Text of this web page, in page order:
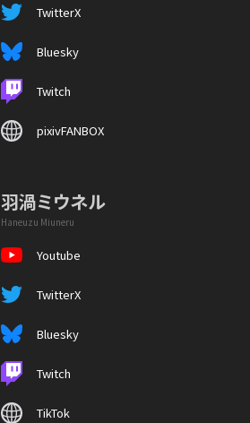
TwitterX
Bluesky
Twitch
pixivFANBOX
羽渦ミウネル
Haneuzu Miuneru
Youtube
TwitterX
Bluesky
Twitch
TikTok